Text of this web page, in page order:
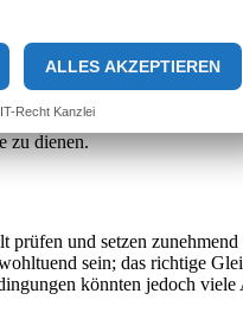
Unterschied zwischen
sich über das Potenzial
und die Adoption eines
Viele Projekte basieren
wird es daher
zu dienen.
und setzen
sein; das richtige
könnten jedoch